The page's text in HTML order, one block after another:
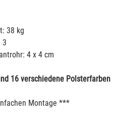
38 kg
3
4 x 4 cm
16 verschiedene Polsterfarben
Montage ***